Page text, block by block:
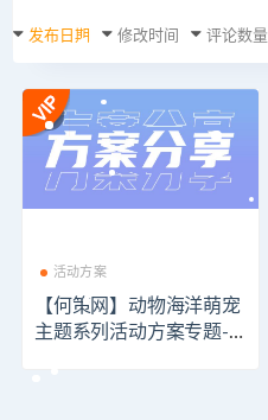
发布日期 修改时间 评论数量
活动方案
【何策网】动物海洋萌宠
主题系列活动方案专题-6